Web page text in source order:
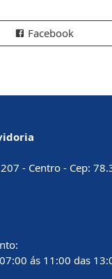
Facebook
- Centro - Cep:
ás 11:00 das